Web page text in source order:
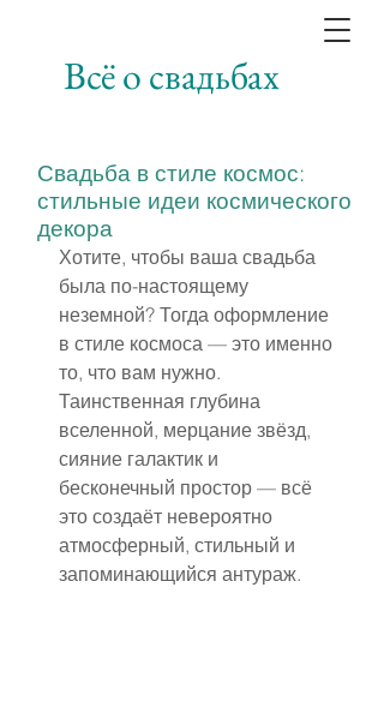
Всё о свадьбах
Свадьба в стиле космос:
стильные идеи космического
декора
Хотите, чтобы ваша свадьба
была по-настоящему
неземной? Тогда оформление
в стиле космоса — это именно
то, что вам нужно.
Таинственная глубина
вселенной, мерцание звёзд,
сияние галактик и
бесконечный простор — всё
это создаёт невероятно
атмосферный, стильный и
запоминающийся антураж.